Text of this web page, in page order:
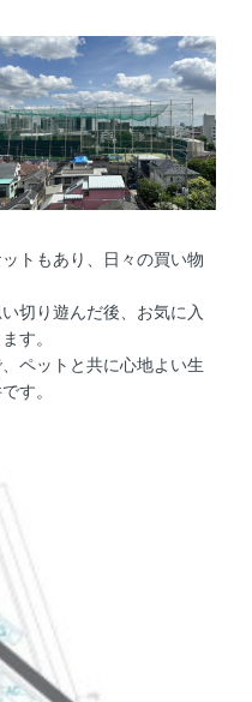
トもあり、日々の買い物
切り遊んだ後、お気に入
す。
ペットと共に心地よい生
す。